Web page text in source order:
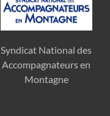
Syndicat National des
Accompagnateurs en
Montagne